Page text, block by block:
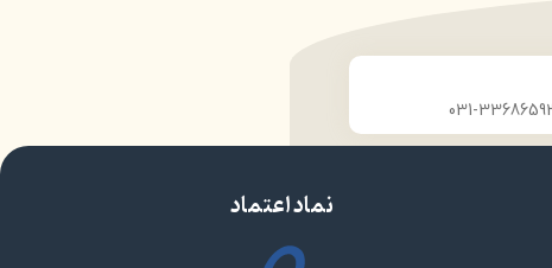
نماد اعتماد